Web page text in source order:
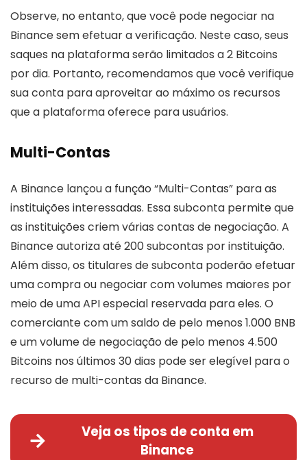
Observe, no entanto, que você pode negociar na
Binance sem efetuar a verificação. Neste caso, seus
saques na plataforma serão limitados a 2 Bitcoins
por dia. Portanto, recomendamos que você verifique
sua conta para aproveitar ao máximo os recursos
que a plataforma oferece para usuários.
Multi-Contas
A Binance lançou a função “Multi-Contas” para as
instituições interessadas. Essa subconta permite que
as instituições criem várias contas de negociação. A
Binance autoriza até 200 subcontas por instituição.
Além disso, os titulares de subconta poderão efetuar
uma compra ou negociar com volumes maiores por
meio de uma API especial reservada para eles. O
comerciante com um saldo de pelo menos 1.000 BNB
e um volume de negociação de pelo menos 4.500
Bitcoins nos últimos 30 dias pode ser elegível para o
recurso de multi-contas da Binance.
Veja os tipos de conta em
Binance